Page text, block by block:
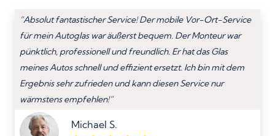
“Absolut fantastischer Service! Der mobile Vor-Ort-Service
für mein Autoglas war äußerst bequem. Der Monteur war
pünktlich, professionell und freundlich. Er hat das Glas
meines Autos schnell und effizient ersetzt. Ich bin mit dem
Ergebnis sehr zufrieden und kann diesen Service nur
wärmstens empfehlen!”
Michael S.